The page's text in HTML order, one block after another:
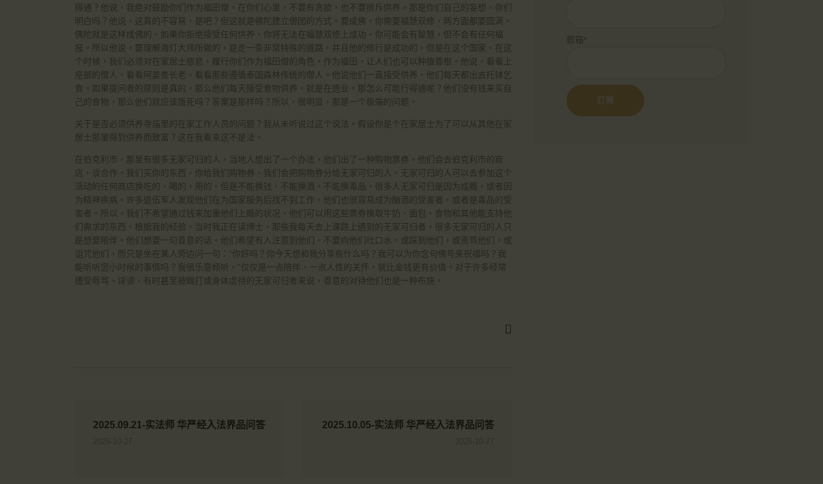
得通？他说，我绝对鼓励你们作为福田僧。在你们心里，不要有贪欲，也不要排斥供养。那是你们自己的妄想。你们
明白吗？他说，这真的不容易，是吧？但这就是佛陀建立僧团的方式。要成佛，你需要福慧双修，两方面都要圆满。
佛陀就是这样成佛的。如果你拒绝接受任何供养，你将无法在福慧双修上成功。你可能会有智慧，但不会有任何福
报。所以他说，要理解海灯大师所做的，是走一条非常特殊的道路，并且他的修行是成功的。但是在这个国家，在这
个时候，我们必须对在家居士慈悲，履行你们作为福田僧的角色。作为福田，让人们也可以种植善根。他说，看看上
座部的僧人，看看阿姜查长老，看看那些遵循泰国森林传统的僧人。他说他们一直接受供养，他们每天都出去托钵乞
食。如果提问者的原则是真的，那么他们每天接受食物供养，就是在造业。那怎么可能行得通呢？他们没有钱来买自
己的食物，那么他们就应该饿死吗？答案是那样吗？所以，很明显，那是一个极端的问题。
关于是否必须供养寺庙里的在家工作人员的问题？我从未听说过这个说法。假设你是个在家居士为了可以从其他在家
居士那里得到供养而致富？这在我看来这不是法。
在伯克利市，那里有很多无家可归的人，当地人想出了一个办法，他们出了一种购物票券。他们会去伯克利市的商
店，谈合作，我们买你的东西，你给我们购物券，我们会把购物券分给无家可归的人。无家可归的人可以去参加这个
活动的任何商店换吃的，喝的，用的。但是不能换钱，不能换酒，不能换毒品。很多人无家可归是因为成瘾，或者因
为精神疾病。许多退伍军人发现他们在为国家服务后找不到工作，他们也很容易成为酗酒的受害者，或者是毒品的受
害者。所以，我们不希望通过钱来加重他们上瘾的状况，他们可以用这些票券换取牛奶、面包、食物和其他能支持他
们需求的东西。根据我的经验，当时我正在读博士，那些我每天去上课路上遇到的无家可归者，很多无家可归的人只
是想要陪伴。他们想要一句善意的话。他们希望有人注意到他们，不要向他们吐口水，或踩到他们，或责骂他们，或
诅咒他们，而只是坐在某人旁边问一句：“你好吗？你今天想和我分享些什么吗？我可以为你念句佛号来祝福吗？我
能听听您小时候的事情吗？我很乐意倾听。”仅仅是一点陪伴，一点人性的关怀，就比金钱更有价值。对于许多经常
遭受辱骂、诽谤，有时甚至被踢打或身体虐待的无家可归者来说，善意的对待他们也是一种布施。
2025.09.21-实法师 华严经入法界品问答 2025.10.05-实法师 华严经入法界品问答
郵箱*